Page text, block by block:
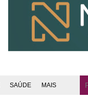
SAÚDE MAIS